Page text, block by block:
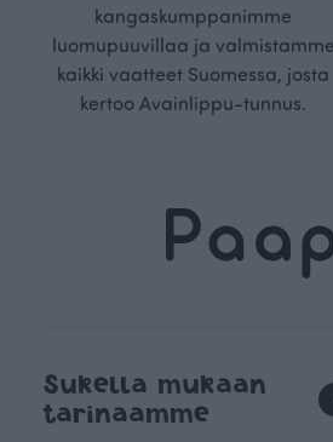
kangaskumppanimme
luomupuuvillaa ja valmistamme
kaikki vaatteet Suomessa, josta
kertoo Avainlippu-tunnus.
Sukella mukaan
tarinaamme